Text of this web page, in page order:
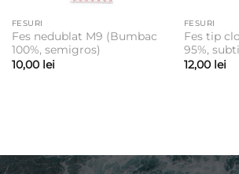
FESURI
Fes nedublat M9 (Bumbac
100%, semigros)
10,00 lei
FESURI
Fes tip
95%,
12,00 lei